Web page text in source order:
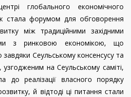
глобального економічного
стала форумом для обговорення
між традиційними західними
з ринковою економікою, що
Сеульському консенсусу та
на Сеульському саміті,
до реалізації власного порядку
й відтоді ці питання стали